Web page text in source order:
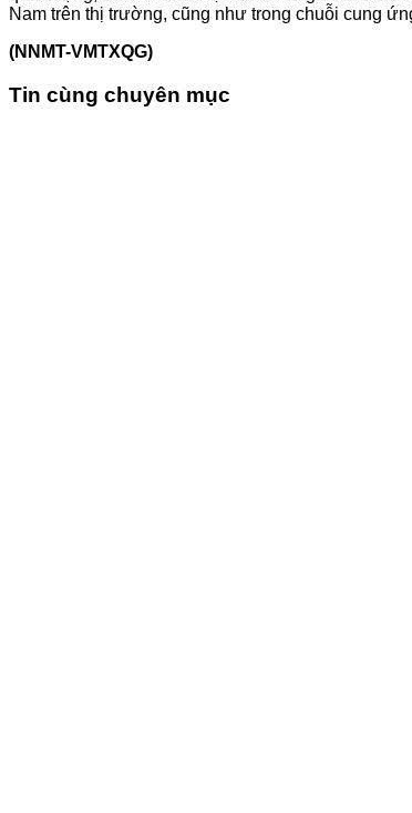
Nam trên thị trường, cũng như trong chuỗi cung
(NNMT-VMTXQG)
Tin cùng chuyên mục